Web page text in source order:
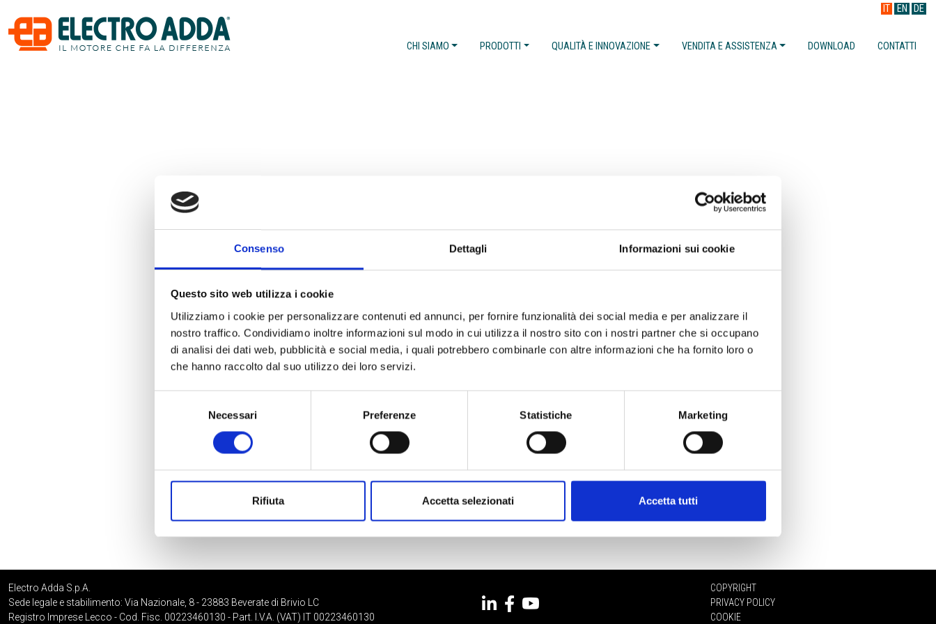
Consenso Dettagli Informazioni sui cookie
Questo sito web utilizza i cookie
Utilizziamo i cookie per personalizzare contenuti ed annunci, per fornire funzionalità dei social media e per analizzare il
nostro traffico. Condividiamo inoltre informazioni sul modo in cui utilizza il nostro sito con i nostri partner che si occupano
di analisi dei dati web, pubblicità e social media, i quali potrebbero combinarle con altre informazioni che ha fornito loro o
che hanno raccolto dal suo utilizzo dei loro servizi.
Necessari Preferenze Statistiche Marketing
Rifiuta Accetta selezionati Accetta tutti
IT EN DE
CHI SIAMO PRODOTTI QUALITÀ E INNOVAZIONE VENDITA E ASSISTENZA DOWNLOAD CONTATTI
Electro Adda S.p.A.
Sede legale e stabilimento: Via Nazionale, 8 - 23883 Beverate di Brivio LC
Registro Imprese Lecco - Cod. Fisc. 00223460130 - Part. I.V.A. (VAT) IT 00223460130
COPYRIGHT
PRIVACY POLICY
COOKIE